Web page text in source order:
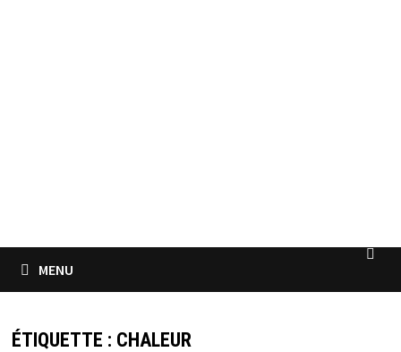
MENU
ÉTIQUETTE : CHALEUR